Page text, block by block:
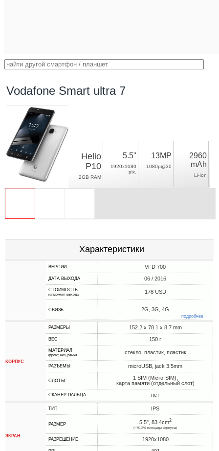
Vodafone Smart ultra 7
Helio
P10
2GB RAM
5.5"
1920x1080
pix.
13MP
1080p@30
2960
mAh
Li-Ion
Характеристики
ВЕРСИИ VFD 700
ДАТА ВЫХОДА 06 / 2016
СТОИМОСТЬ
на момент выхода 178 USD
СВЯЗЬ 2G, 3G, 4G
подробнее ↓
КОРПУС
РАЗМЕРЫ 152.2 x 78.1 x 8.7 mm
ВЕС 150 г
МАТЕРИАЛ
фронт, низ, рамка стекло, пластик, пластик
РАЗЪЕМЫ microUSB, jack 3.5mm
СЛОТЫ
1 SIM (Micro-SIM),
карта памяти (отдельный слот)
СКАНЕР ПАЛЬЦА нет
ЭКРАН
ТИП IPS
РАЗМЕР 5.5", 83.4cm2
(~70.2% площади корпуса)
РАЗРЕШЕНИЕ 1920x1080